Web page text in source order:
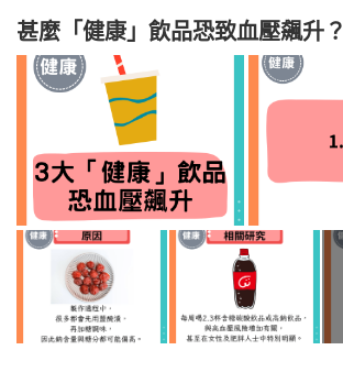
甚麼「健康」飲品恐致血壓飆升？